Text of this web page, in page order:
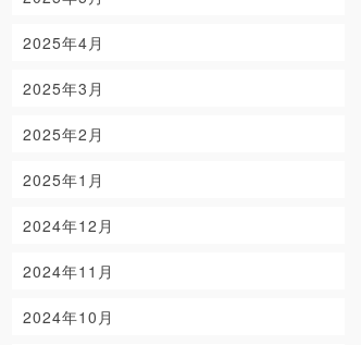
2025年4月
2025年3月
2025年2月
2025年1月
2024年12月
2024年11月
2024年10月